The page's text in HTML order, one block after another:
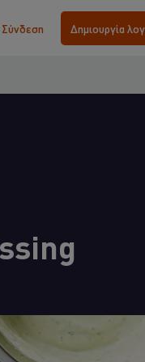
Σύνδεση Δημιουργία